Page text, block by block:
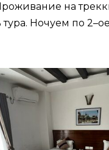
на
тура. Ночуем по